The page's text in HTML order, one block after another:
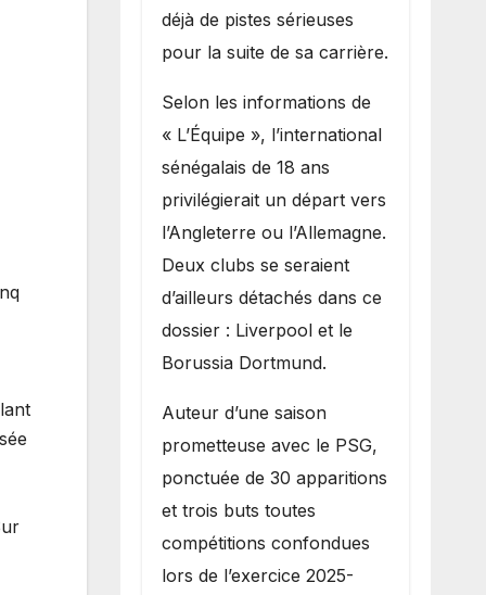
déjà de pistes sérieuses
pour la suite de sa carrière.
Selon les informations de
« L’Équipe », l’international
sénégalais de 18 ans
privilégierait un départ vers
l’Angleterre ou l’Allemagne.
Deux clubs se seraient
d’ailleurs détachés dans ce
dossier : Liverpool et le
Borussia Dortmund.
Auteur d’une saison
prometteuse avec le PSG,
ponctuée de 30 apparitions
et trois buts toutes
compétitions confondues
lors de l’exercice 2025-